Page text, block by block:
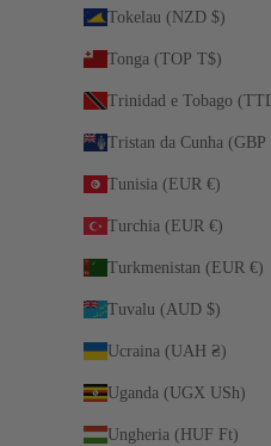
Tokelau (NZD $)
Tonga (TOP T$)
Tunisia (EUR €)
Turchia (EUR €)
Turkmenistan (EUR €)
Tuvalu (AUD $)
Ucraina (UAH ₴)
Uganda (UGX USh)
Ungheria (HUF Ft)